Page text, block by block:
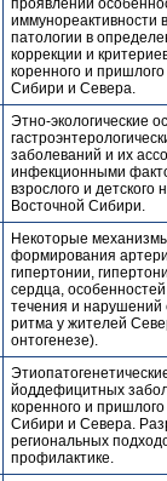
проявлении
иммунореактивности
патологии в
коррекции и
коренного и
Сибири и Севера.
Этно-экологические
заболеваний и их
инфекционными
взрослого и детского
Восточной Сибири.
Некоторые
формирования
гипертонии,
сердца, особенностей
течения и нарушений
ритма у жителей
онтогенезе).
йоддефицитных
коренного и
Сибири и Севера.
региональных
профилактике.